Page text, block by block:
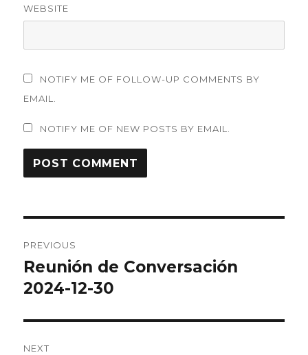
WEBSITE
NOTIFY ME OF FOLLOW-UP COMMENTS BY
EMAIL.
NOTIFY ME OF NEW POSTS BY EMAIL.
navigation
PREVIOUS
Previous
post:
Reunión de Conversación
2024-12-30
NEXT